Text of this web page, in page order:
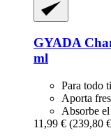
GYADA
ml
Para todo
Aporta
Absorbe
11,99 € (239,80